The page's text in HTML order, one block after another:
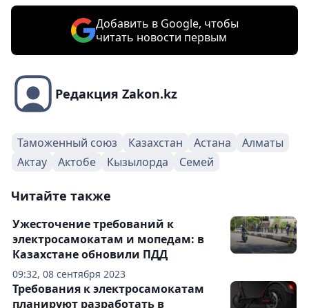
Добавить в Google, чтобы
читать новости первым
Редакция Zakon.kz
Таможенный союз Казахстан Астана
Алматы
Актау
Актобе Кызылорда Семей
Читайте также
09:32, 08 сентября 2023
Ужесточение требований к
электросамокатам и мопедам: в
Казахстане обновили ПДД
Требования к электросамокатам
планируют разработать в